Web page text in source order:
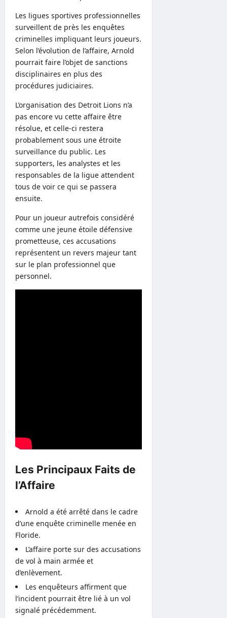
Les ligues sportives professionnelles
surveillent de près les enquêtes
criminelles impliquant leurs joueurs.
Selon l’évolution de l’affaire, Arnold
pourrait faire l’objet de sanctions
disciplinaires en plus des
procédures judiciaires.
L’organisation des Detroit Lions n’a
pas encore vu cette affaire être
résolue, et celle-ci restera
probablement sous une étroite
surveillance du public. Les
supporters, les analystes et les
responsables de la ligue attendent
tous de voir ce qui se passera
ensuite.
Pour un joueur autrefois considéré
comme une jeune étoile défensive
prometteuse, ces accusations
représentent un revers majeur tant
sur le plan professionnel que
personnel.
Les Principaux Faits de
l’Affaire
Arnold a été arrêté dans le cadre
d’une enquête criminelle menée en
Floride.
L’affaire porte sur des accusations
de vol à main armée et
d’enlèvement.
Les enquêteurs affirment que
l’incident pourrait être lié à un vol
signalé précédemment.